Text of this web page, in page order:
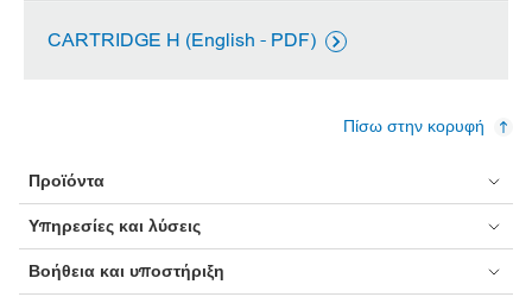
CARTRIDGE H (English - PDF) 
Πίσω στην κορυφή
Προϊόντα
Υπηρεσίες και λύσεις
Βοήθεια και υποστήριξη